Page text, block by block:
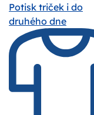
Potisk triček i do
druhého dne